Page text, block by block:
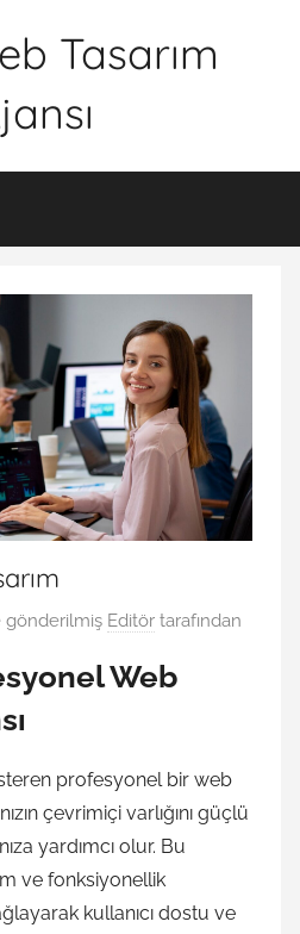
Tasarım
gönderilmiş Editör tarafından
Web
profesyonel bir web
çevrimiçi varlığını güçlü
yardımcı olur. Bu
ve fonksiyonellik
kullanıcı dostu ve